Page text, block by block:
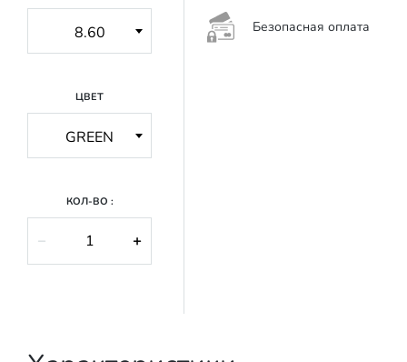
ЦВЕТ
КОЛ-ВО :
− +
Безопасная оплата